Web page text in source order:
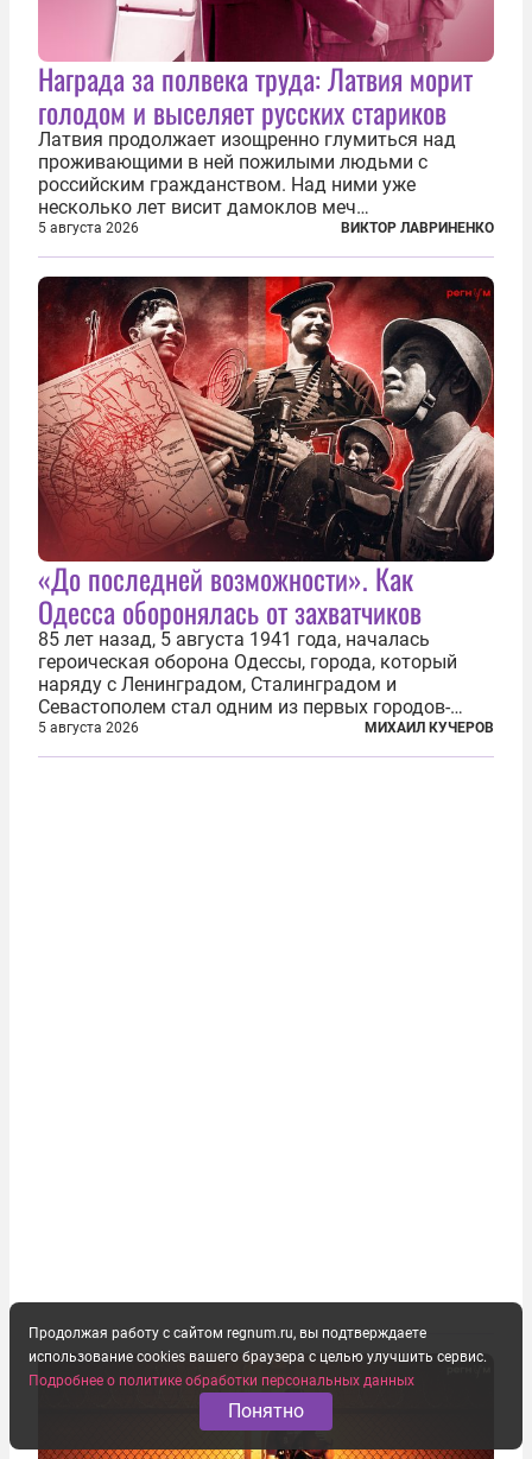
Награда за полвека труда: Латвия морит
голодом и выселяет русских стариков
Латвия продолжает изощренно глумиться над
проживающими в ней пожилыми людьми с
российским гражданством. Над ними уже
несколько лет висит дамоклов меч
насильственного выдворения. Некоторых уже
депортировали, а многие уехали сами, не
дожидаясь изгнания из родных домов. Пожилых
людей, проваливших...
5 августа 2026 ВИКТОР ЛАВРИНЕНКО
«До последней возможности». Как
Одесса оборонялась от захватчиков
85 лет назад, 5 августа 1941 года, началась
героическая оборона Одессы, города, который
наряду с Ленинградом, Сталинградом и
Севастополем стал одним из первых городов-
героев. Историки приводят фразу из телеграммы
Иосифа Сталина, датированной сентябрем 1941-
5 августа 2026 МИХАИЛ КУЧЕРОВ
Продолжая работу с сайтом regnum.ru, вы подтверждаете
использование cookies вашего браузера с целью улучшить сервис.
Подробнее о политике обработки персональных данных
Понятно